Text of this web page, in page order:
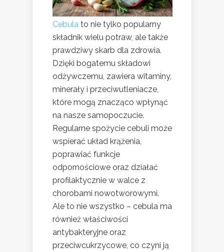
Cebula to nie tylko popularny
składnik wielu potraw, ale także
prawdziwy skarb dla zdrowia.
Dzięki bogatemu składowi
odżywczemu, zawiera witaminy,
minerały i przeciwutleniacze,
które mogą znacząco wpłynąć
na nasze samopoczucie.
Regularne spożycie cebuli może
wspierać układ krążenia,
poprawiać funkcje
odpornościowe oraz działać
profilaktycznie w walce z
chorobami nowotworowymi.
Ale to nie wszystko – cebula ma
również właściwości
antybakteryjne oraz
przeciwcukrzycowe, co czyni ją